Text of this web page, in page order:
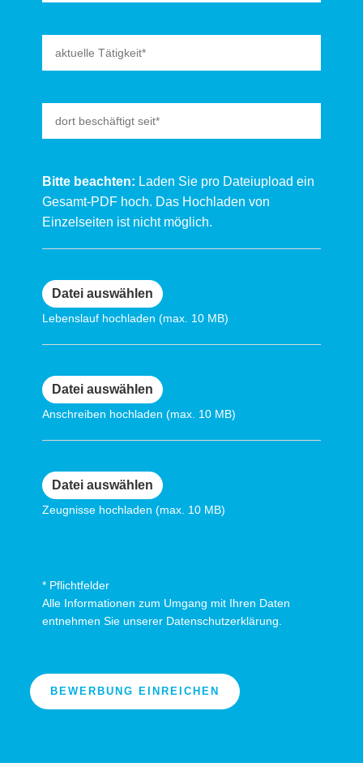
Bitte beachten: Laden Sie pro Dateiupload ein
Gesamt-PDF hoch. Das Hochladen von
Einzelseiten ist nicht möglich.
Lebenslauf hochladen (max. 10 MB)
Anschreiben hochladen (max. 10 MB)
Zeugnisse hochladen (max. 10 MB)
* Pflichtfelder
Alle Informationen zum Umgang mit Ihren Daten
entnehmen Sie unserer Datenschutzerklärung.